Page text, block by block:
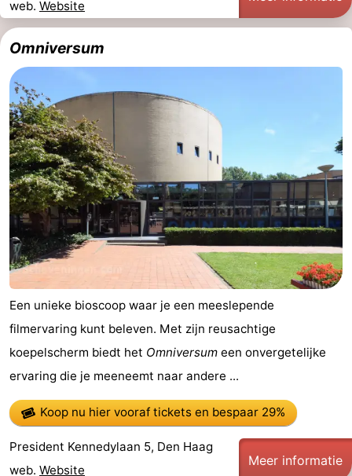
web. Website
Omniversum
Een unieke bioscoop waar je een meeslepende
filmervaring kunt beleven. Met zijn reusachtige
koepelscherm biedt het Omniversum een onvergetelijke
ervaring die je meeneemt naar andere ...
Koop nu hier vooraf ticketsen bespaar 29%
President Kennedylaan 5, Den Haag
web. Website
Meer informatie